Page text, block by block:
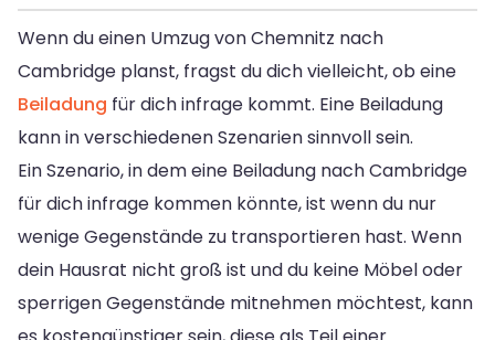
Wenn du einen Umzug von Chemnitz nach
Cambridge planst, fragst du dich vielleicht, ob eine
Beiladung für dich infrage kommt. Eine Beiladung
kann in verschiedenen Szenarien sinnvoll sein.
Ein Szenario, in dem eine Beiladung nach Cambridge
für dich infrage kommen könnte, ist wenn du nur
wenige Gegenstände zu transportieren hast. Wenn
dein Hausrat nicht groß ist und du keine Möbel oder
sperrigen Gegenstände mitnehmen möchtest, kann